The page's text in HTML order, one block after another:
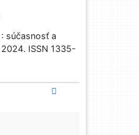
súčasnosť a
ISSN 1335-